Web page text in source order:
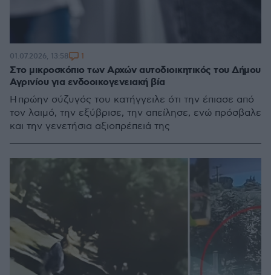
Στο μικροσκόπιο των Αρχών αυτοδιοικητικός του Δήμου
Αγρινίου για ενδοοικογενειακή βία
Η πρώην σύζυγός του κατήγγειλε ότι την έπιασε από
τον λαιμό, την εξύβρισε, την απείλησε, ενώ πρόσβαλε
και την γενετήσια αξιοπρέπειά της
01.07.2026, 13:58 1